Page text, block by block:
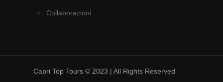
Collaborazioni
Capri Top Tours © 2023 | All Rights Reserved